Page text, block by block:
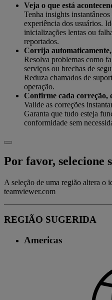
Veja o que está
Tenha insights
experiência dos usuários.
inicializações lentas ou
reportados.
Corrija
Resolva problemas como
serviços ou brechas de
Reduza chamados de
operação.
Confirme cada correção,
Valide as correções
Garanta que tudo esteja
conformidade sem
Por favor, selecione
A seleção de uma região altera o
teamviewer.com
REGIÃO SUGERIDA
Americas